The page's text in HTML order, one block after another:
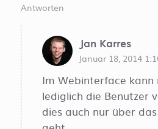
Antworten
Jan Karres
Januar 18, 2014
Im Webinterface
lediglich die Benutzer
dies auch nur über